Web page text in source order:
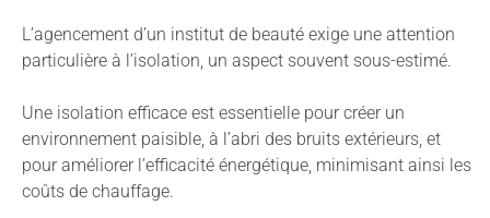
L’agencement d’un institut de beauté exige une attention
particulière à l’isolation, un aspect souvent sous-estimé.
Une isolation efficace est essentielle pour créer un
environnement paisible, à l’abri des bruits extérieurs, et
pour améliorer l’efficacité énergétique, minimisant ainsi les
coûts de chauffage.